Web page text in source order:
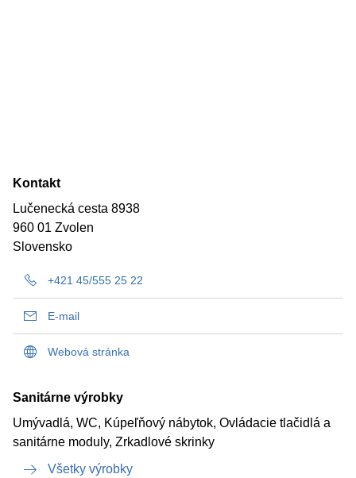
Kontakt
Lučenecká cesta 8938
960 01 Zvolen
Slovensko
+421 45/555 25 22
E-mail
Webová stránka
Sanitárne výrobky
Umývadlá, WC, Kúpeľňový nábytok, Ovládacie tlačidlá a
sanitárne moduly, Zrkadlové skrinky
Všetky výrobky